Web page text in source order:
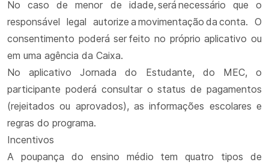
No caso de menor de idade, será necessário que o
responsável legal autorize a movimentação da conta. O
consentimento poderá ser feito no próprio aplicativo ou
em uma agência da Caixa.
No aplicativo Jornada do Estudante, do MEC, o
participante poderá consultar o status de pagamentos
(rejeitados ou aprovados), as informações escolares e
regras do programa.
Incentivos
A poupança do ensino médio tem quatro tipos de